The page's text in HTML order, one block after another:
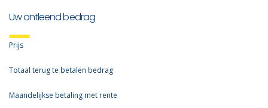
Uw ontleend bedrag
Prijs
Totaal terug te betalen bedrag
Maandelijkse betaling met rente